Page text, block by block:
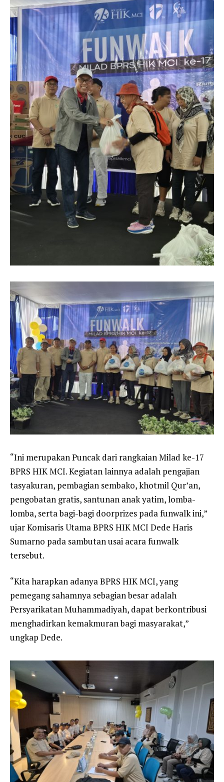
“Ini merupakan Puncak dari rangkaian Milad ke-17
BPRS HIK MCI. Kegiatan lainnya adalah pengajian
tasyakuran, pembagian sembako, khotmil Qur’an,
pengobatan gratis, santunan anak yatim, lomba-
lomba, serta bagi-bagi doorprizes pada funwalk ini,”
ujar Komisaris Utama BPRS HIK MCI Dede Haris
Sumarno pada sambutan usai acara funwalk
tersebut.
“Kita harapkan adanya BPRS HIK MCI, yang
pemegang sahamnya sebagian besar adalah
Persyarikatan Muhammadiyah, dapat berkontribusi
menghadirkan kemakmuran bagi masyarakat,”
ungkap Dede.